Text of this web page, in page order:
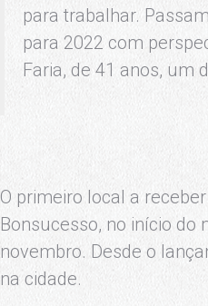
para trabalhar.
para 2022 com
Faria, de 41 anos, um
O primeiro local a
Bonsucesso, no início do
novembro. Desde o
na cidade.